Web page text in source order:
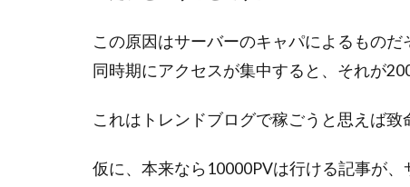
この原因はサーバーのキャパによるものだ
同時期にアクセスが集中すると、それが
これはトレンドブログで稼ごうと思えば致
仮に、本来なら10000PVは行ける記事が